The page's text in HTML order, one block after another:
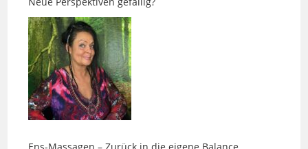
Ens-Massagen – Zurück in die eigene Balance